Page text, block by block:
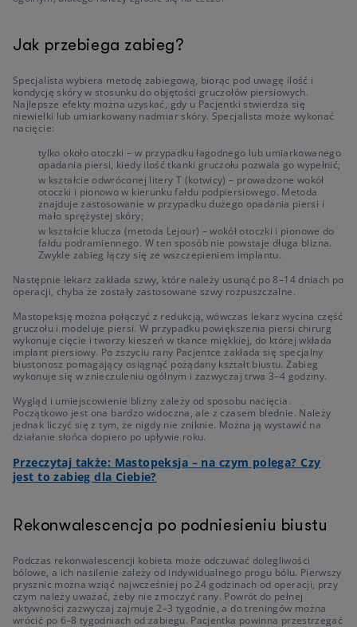
Jak przebiega zabieg?
Specjalista wybiera metodę zabiegową, biorąc pod uwagę ilość i
kondycję skóry w stosunku do objętości gruczołów piersiowych.
Najlepsze efekty można uzyskać, gdy u Pacjentki stwierdza się
niewielki lub umiarkowany nadmiar skóry. Specjalista może wykonać
nacięcie:
tylko około otoczki – w przypadku łagodnego lub umiarkowanego
opadania piersi, kiedy ilość tkanki gruczołu pozwala go wypełnić;
w kształcie odwróconej litery T (kotwicy) – prowadzone wokół
otoczki i pionowo w kierunku fałdu podpiersiowego. Metoda
znajduje zastosowanie w przypadku dużego opadania piersi i
mało sprężystej skóry;
w kształcie klucza (metoda Lejour) – wokół otoczki i pionowe do
fałdu podramiennego. W ten sposób nie powstaje długa blizna.
Zwykle zabieg łączy się ze wszczepieniem implantu.
Następnie lekarz zakłada szwy, które należy usunąć po 8–14 dniach po
operacji, chyba że zostały zastosowane szwy rozpuszczalne.
Mastopeksję można połączyć z redukcją, wówczas lekarz wycina część
gruczołu i modeluje piersi. W przypadku powiększenia piersi chirurg
wykonuje cięcie i tworzy kieszeń w tkance miękkiej, do której wkłada
implant piersiowy. Po zszyciu rany Pacjentce zakłada się specjalny
biustonosz pomagający osiągnąć pożądany kształt biustu. Zabieg
wykonuje się w znieczuleniu ogólnym i zazwyczaj trwa 3–4 godziny.
Wygląd i umiejscowienie blizny zależy od sposobu nacięcia.
Początkowo jest ona bardzo widoczna, ale z czasem blednie. Należy
jednak liczyć się z tym, że nigdy nie zniknie. Można ją wystawić na
działanie słońca dopiero po upływie roku.
Przeczytaj także: Mastopeksja – na czym polega? Czy
jest to zabieg dla Ciebie?
Rekonwalescencja po podniesieniu biustu
Podczas rekonwalescencji kobieta może odczuwać dolegliwości
bólowe, a ich nasilenie zależy od indywidualnego progu bólu. Pierwszy
prysznic można wziąć najwcześniej po 24 godzinach od operacji, przy
czym należy uważać, żeby nie zmoczyć rany. Powrót do pełnej
aktywności zazwyczaj zajmuje 2–3 tygodnie, a do treningów można
wrócić po 6–8 tygodniach od zabiegu. Pacjentka powinna przestrzegać